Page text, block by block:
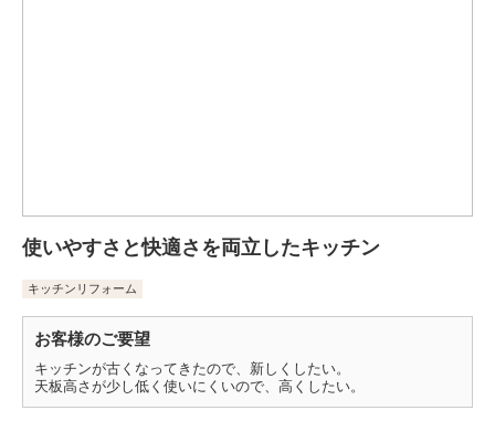
使いやすさと快適さを両立したキッチン
キッチンリフォーム
お客様のご要望
キッチンが古くなってきたので、新しくしたい。
天板高さが少し低く使いにくいので、高くしたい。